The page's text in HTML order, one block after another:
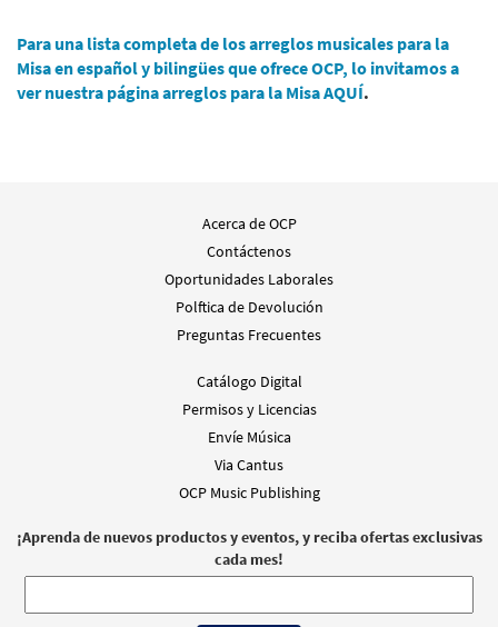
Para una lista completa de los arreglos musicales para la
Misa en español y bilingües que ofrece OCP, lo invitamos a
ver nuestra página arreglos para la MisaAQUÍ.
Acerca de OCP
Contáctenos
Oportunidades Laborales
Polftica de Devolución
Preguntas Frecuentes
Catálogo Digital
Permisos y Licencias
Envíe Música
Via Cantus
OCP Music Publishing
¡Aprenda de nuevos productos y eventos, y reciba ofertas exclusivas
cada mes!